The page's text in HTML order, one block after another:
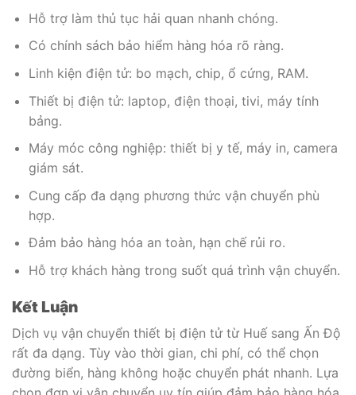
Hỗ trợ làm thủ tục hải quan nhanh chóng.
Có chính sách bảo hiểm hàng hóa rõ ràng.
Linh kiện điện tử: bo mạch, chip, ổ cứng, RAM.
Thiết bị điện tử: laptop, điện thoại, tivi, máy tính
bảng.
Máy móc công nghiệp: thiết bị y tế, máy in, camera
giám sát.
Cung cấp đa dạng phương thức vận chuyển phù
hợp.
Đảm bảo hàng hóa an toàn, hạn chế rủi ro.
Hỗ trợ khách hàng trong suốt quá trình vận chuyển.
Kết Luận
Dịch vụ vận chuyển thiết bị điện tử từ Huế sang Ấn Độ
rất đa dạng. Tùy vào thời gian, chi phí, có thể chọn
đường biển, hàng không hoặc chuyển phát nhanh. Lựa